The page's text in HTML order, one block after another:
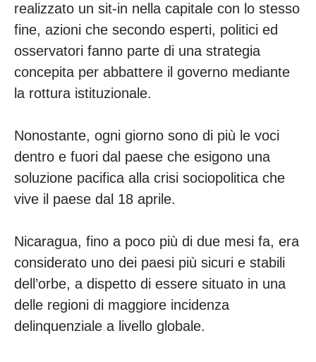
realizzato un sit-in nella capitale con lo stesso
fine, azioni che secondo esperti, politici ed
osservatori fanno parte di una strategia
concepita per abbattere il governo mediante
la rottura istituzionale.
Nonostante, ogni giorno sono di più le voci
dentro e fuori dal paese che esigono una
soluzione pacifica alla crisi sociopolitica che
vive il paese dal 18 aprile.
Nicaragua, fino a poco più di due mesi fa, era
considerato uno dei paesi più sicuri e stabili
dell’orbe, a dispetto di essere situato in una
delle regioni di maggiore incidenza
delinquenziale a livello globale.